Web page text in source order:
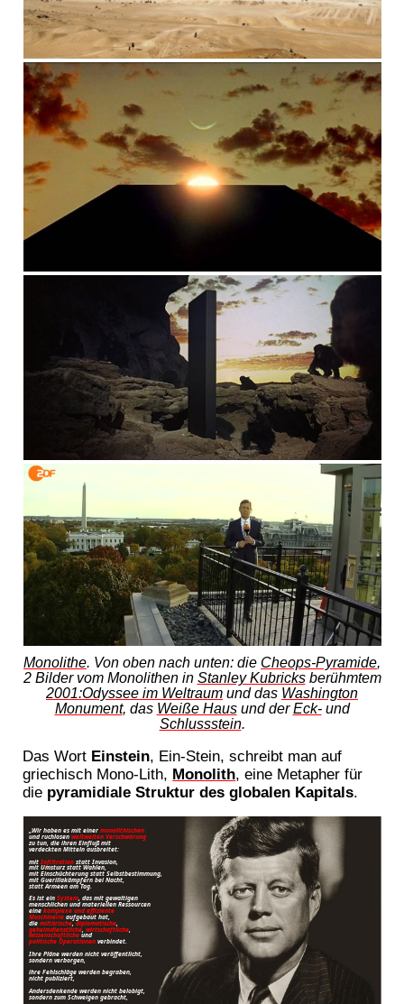
Monolithe. Von oben nach unten: die Cheops-Pyramide,
2 Bilder vom Monolithen in Stanley Kubricksberühmtem
2001:Odyssee im Weltraum und das Washington
Monument, das Weiße Hausund derEck-und
Schlussstein.
Das Wort Einstein, Ein-Stein, schreibt man auf
griechisch Mono-Lith, Monolith, eine Metapher für
die pyramidiale Struktur des globalen Kapitals.